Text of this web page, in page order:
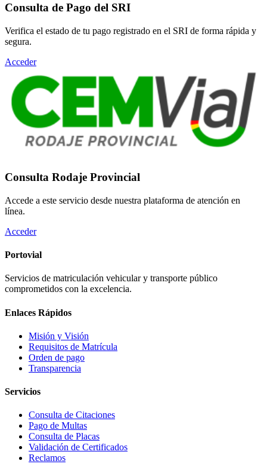
Consulta de Pago del SRI
Verifica el estado de tu pago registrado en el SRI de forma rápida y
segura.
Acceder
Consulta Rodaje Provincial
Accede a este servicio desde nuestra plataforma de atención en
línea.
Acceder
Portovial
Servicios de matriculación vehicular y transporte público
comprometidos con la excelencia.
Enlaces Rápidos
Misión y Visión
Requisitos de Matrícula
Orden de pago
Transparencia
Servicios
Consulta de Citaciones
Pago de Multas
Consulta de Placas
Validación de Certificados
Reclamos